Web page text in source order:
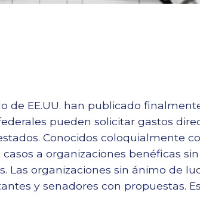
de EE.UU. han publicado
pueden solicitar gastos
Conocidos coloquialmente
a organizaciones benéficas
Las organizaciones sin ánimo de
y senadores con propuestas.